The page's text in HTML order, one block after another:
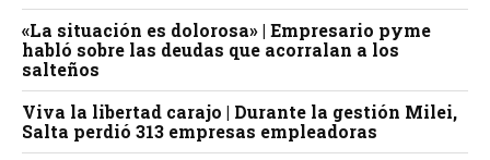
«La situación es dolorosa» | Empresario pyme
habló sobre las deudas que acorralan a los
salteños
Viva la libertad carajo | Durante la gestión Milei,
Salta perdió 313 empresas empleadoras